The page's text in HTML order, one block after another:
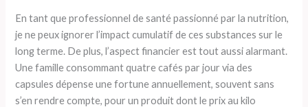
En tant que professionnel de santé passionné par la nutrition,
je ne peux ignorer l’impact cumulatif de ces substances sur le
long terme. De plus, l’aspect financier est tout aussi alarmant.
Une famille consommant quatre cafés par jour via des
capsules dépense une fortune annuellement, souvent sans
s’en rendre compte, pour un produit dont le prix au kilo